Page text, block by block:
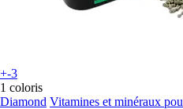
+-3
1 coloris
Diamond Vitamines et minéraux